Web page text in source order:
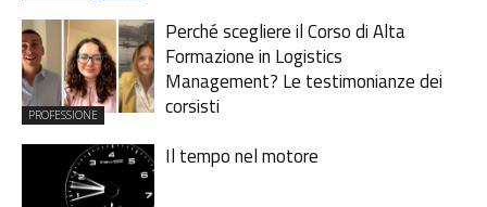
PROFESSIONE
Perché scegliere il Corso di Alta
Formazione in Logistics
Management? Le testimonianze dei
corsisti
Il tempo nel motore